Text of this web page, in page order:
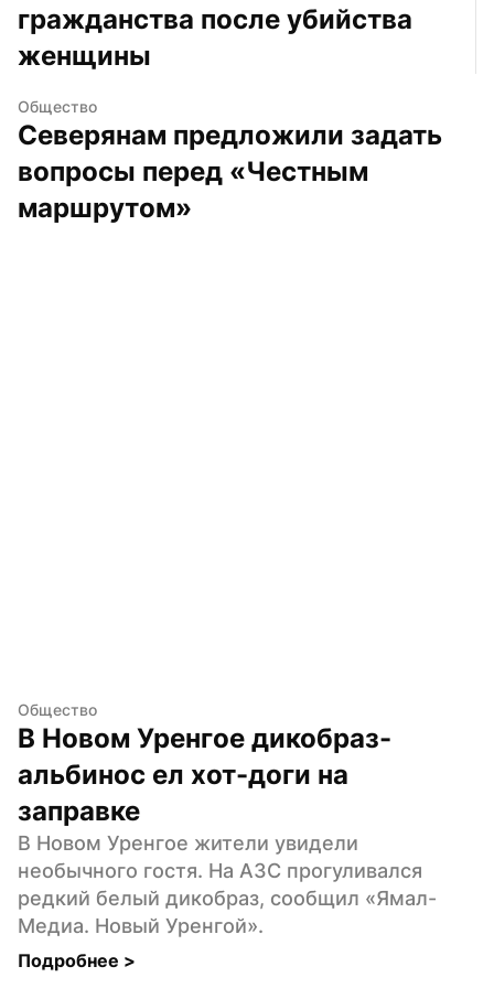
гражданства после убийства
женщины
Общество
Северянам предложили задать
вопросы перед «Честным
маршрутом»
Общество
В Новом Уренгое дикобраз-
альбинос ел хот-доги на
заправке
В Новом Уренгое жители увидели
необычного гостя. На АЗС прогуливался
редкий белый дикобраз, сообщил «Ямал-
Медиа. Новый Уренгой».
Подробнее >